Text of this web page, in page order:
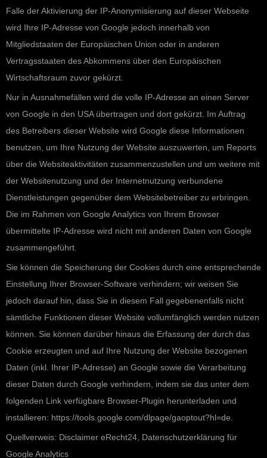
Falle der Aktivierung der IP-Anonymisierung auf dieser Webseite
wird Ihre IP-Adresse von Google jedoch innerhalb von
Mitgliedstaaten der Europäischen Union oder in anderen
Vertragsstaaten des Abkommens über den Europäischen
Wirtschaftsraum zuvor gekürzt.
Nur in Ausnahmefällen wird die volle IP-Adresse an einen Server
von Google in den USA übertragen und dort gekürzt. Im Auftrag
des Betreibers dieser Website wird Google diese Informationen
benutzen, um Ihre Nutzung der Website auszuwerten, um Reports
über die Websiteaktivitäten zusammenzustellen und um weitere mit
der Websitenutzung und der Internetnutzung verbundene
Dienstleistungen gegenüber dem Websitebetreiber zu erbringen.
Die im Rahmen von Google Analytics von Ihrem Browser
übermittelte IP-Adresse wird nicht mit anderen Daten von Google
zusammengeführt.
Sie können die Speicherung der Cookies durch eine entsprechende
Einstellung Ihrer Browser-Software verhindern; wir weisen Sie
jedoch darauf hin, dass Sie in diesem Fall gegebenenfalls nicht
sämtliche Funktionen dieser Website vollumfänglich werden nutzen
können. Sie können darüber hinaus die Erfassung der durch das
Cookie erzeugten und auf Ihre Nutzung der Website bezogenen
Daten (inkl. Ihrer IP-Adresse) an Google sowie die Verarbeitung
dieser Daten durch Google verhindern, indem sie das unter dem
folgenden Link verfügbare Browser-Plugin herunterladen und
installieren: https://tools.google.com/dlpage/gaoptout?hl=de.
Quellverweis: Disclaimer eRecht24, Datenschutzerklärung für
Google Analytics